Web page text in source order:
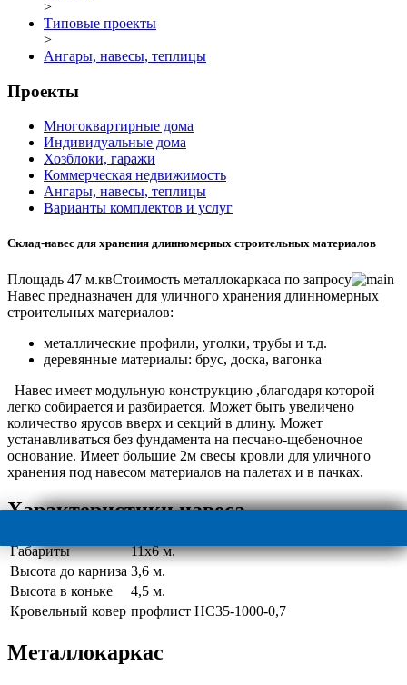
>
Типовые проекты
>
Ангары, навесы, теплицы
Проекты
Многоквартирные дома
Индивидуальные дома
Хозблоки, гаражи
Коммерческая недвижимость
Ангары, навесы, теплицы
Варианты комплектов и услуг
Склад-навес для хранения длинномерных строительных материалов
Площадь 47 м.квСтоимость металлокаркаса по запросу
Навес предназначен для уличного хранения длинномерных
строительных материалов:
металлические профили, уголки, трубы и т.д.
деревянные материалы: брус, доска, вагонка
Навес имеет модульную конструкцию ,благодаря которой
легко собирается и разбирается. Может быть увеличено
количество ярусов вверх и секций в длину. Может
устанавливаться без фундамента на песчано-щебеночное
основание. Имеет большие 2м свесы кровли для уличного
хранения под навесом материалов на палетах и в пачках.
Характеристики навеса
Габариты
11х6 м.
Высота до карниза 3,6 м.
Высота в коньке
4,5 м.
Кровельный ковер профлист НС35-1000-0,7
Металлокаркас